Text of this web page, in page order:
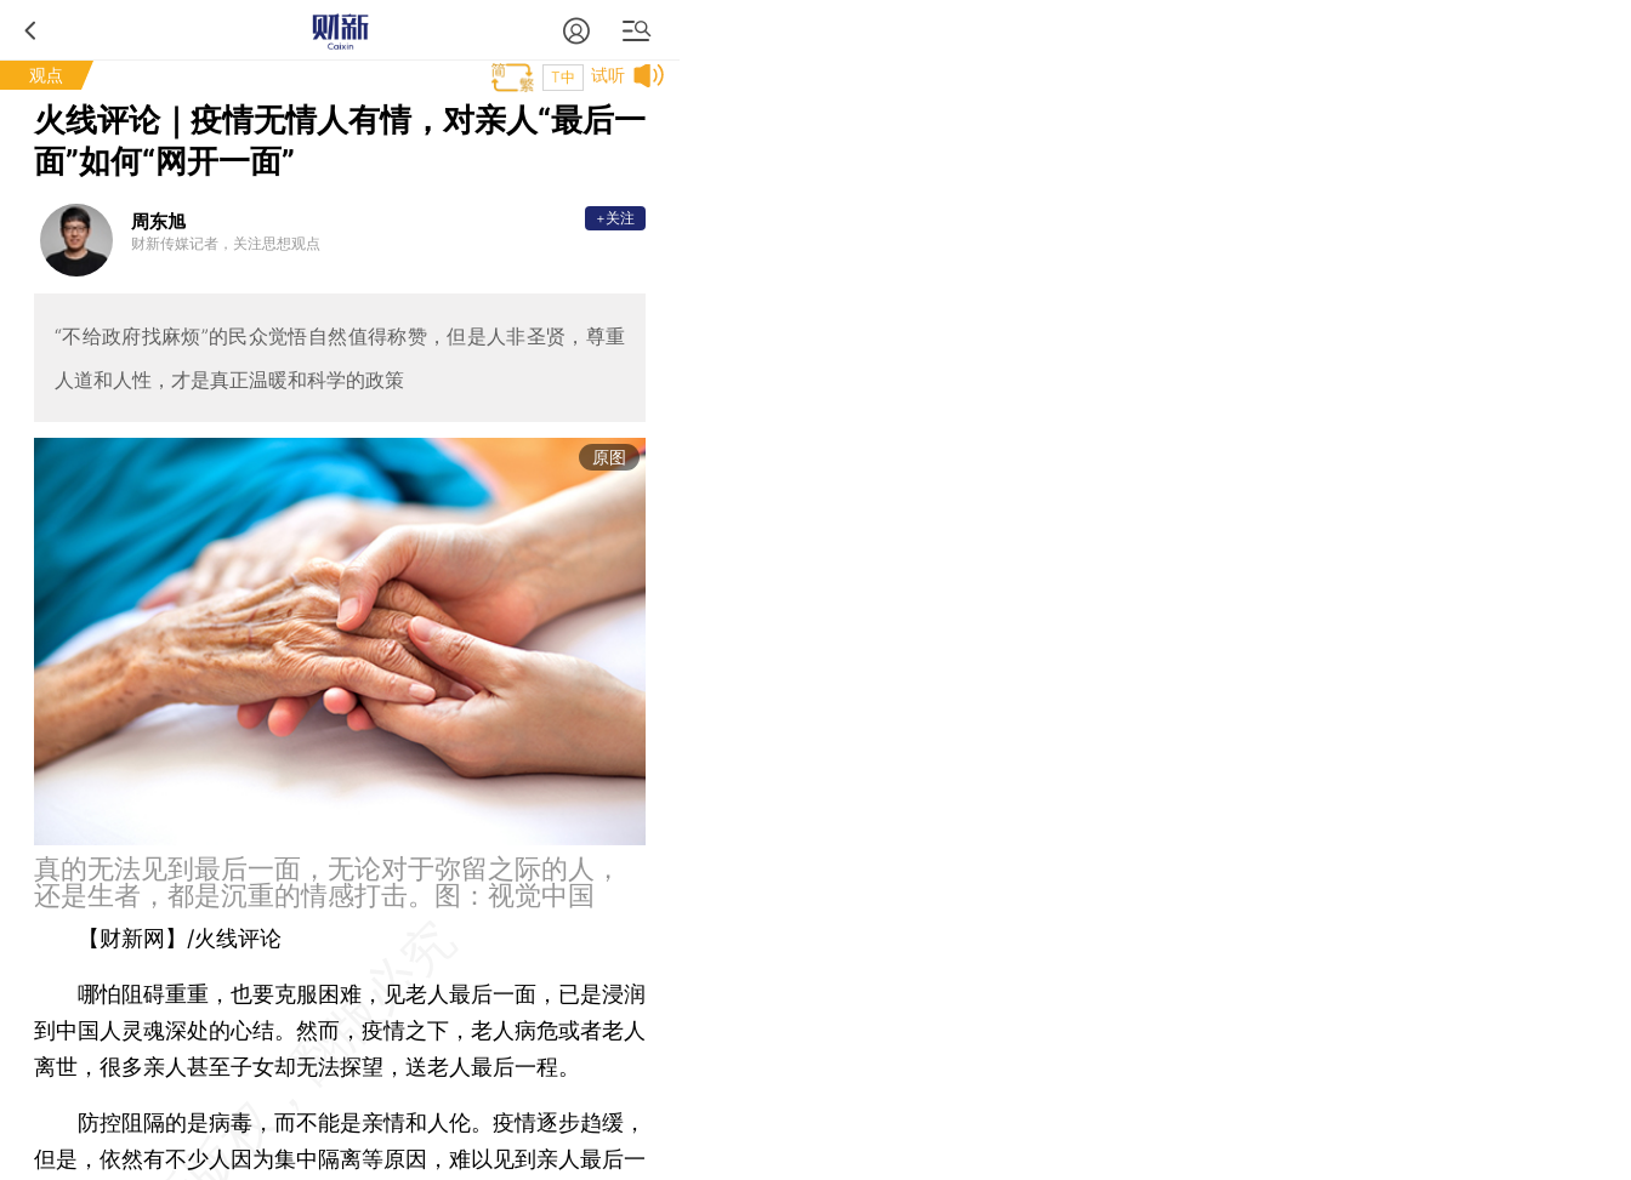
观点 试听
T中
火线评论｜疫情无情人有情，对亲人“最后一
面”如何“网开一面”
周东旭
财新传媒记者，关注思想观点
+关注
“不给政府找麻烦”的民众觉悟自然值得称赞，但是人非圣贤，尊重
人道和人性，才是真正温暖和科学的政策
原图
真的无法见到最后一面，无论对于弥留之际的人，
还是生者，都是沉重的情感打击。图：视觉中国
【财新网】/火线评论
哪怕阻碍重重，也要克服困难，见老人最后一面，已是浸润
到中国人灵魂深处的心结。然而，疫情之下，老人病危或者老人
离世，很多亲人甚至子女却无法探望，送老人最后一程。
防控阻隔的是病毒，而不能是亲情和人伦。疫情逐步趋缓，
但是，依然有不少人因为集中隔离等原因，难以见到亲人最后一